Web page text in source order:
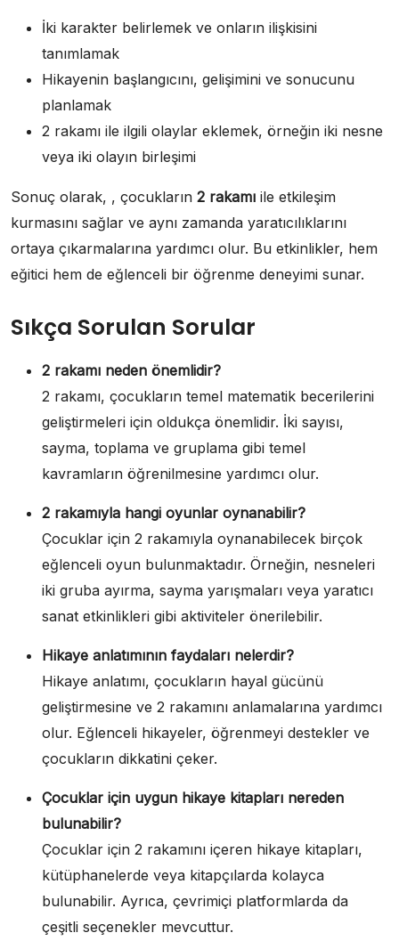
İki karakter belirlemek ve onların ilişkisini
tanımlamak
Hikayenin başlangıcını, gelişimini ve sonucunu
planlamak
2 rakamı ile ilgili olaylar eklemek, örneğin iki nesne
veya iki olayın birleşimi
Sonuç olarak, , çocukların 2 rakamı ile etkileşim
kurmasını sağlar ve aynı zamanda yaratıcılıklarını
ortaya çıkarmalarına yardımcı olur. Bu etkinlikler, hem
eğitici hem de eğlenceli bir öğrenme deneyimi sunar.
Sıkça Sorulan Sorular
2 rakamı neden önemlidir?
2 rakamı, çocukların temel matematik becerilerini
geliştirmeleri için oldukça önemlidir. İki sayısı,
sayma, toplama ve gruplama gibi temel
kavramların öğrenilmesine yardımcı olur.
2 rakamıyla hangi oyunlar oynanabilir?
Çocuklar için 2 rakamıyla oynanabilecek birçok
eğlenceli oyun bulunmaktadır. Örneğin, nesneleri
iki gruba ayırma, sayma yarışmaları veya yaratıcı
sanat etkinlikleri gibi aktiviteler önerilebilir.
Hikaye anlatımının faydaları nelerdir?
Hikaye anlatımı, çocukların hayal gücünü
geliştirmesine ve 2 rakamını anlamalarına yardımcı
olur. Eğlenceli hikayeler, öğrenmeyi destekler ve
çocukların dikkatini çeker.
Çocuklar için uygun hikaye kitapları nereden
bulunabilir?
Çocuklar için 2 rakamını içeren hikaye kitapları,
kütüphanelerde veya kitapçılarda kolayca
bulunabilir. Ayrıca, çevrimiçi platformlarda da
çeşitli seçenekler mevcuttur.